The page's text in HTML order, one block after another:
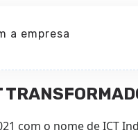
a empresa
com o nome de ICT